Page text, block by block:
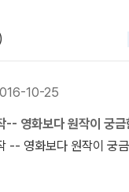
이야기★동물원내가
릴라우리 엄마기분을 말해
아요.★★지각대장 존-
믿지 않아요. 아이들 심
르도 세상에서 가장 못
서 내려 ★마법침대내
가 가지고 있는 그릇된
니까. 나는 내가 모든 못
는 사실이 늘 납득되지
히려 이만하면 꽤 괜찮
도 있었다. 칼럼을 연재
리러 갈 때마다 느끼는
말을 거는 경우가 거의
어려운 탓이었다. 그래
한 분과 함께 뻘쭘함을
10-25
-- 영화보다 원작이 궁금
비밀 독서단 추천작 -- 영화보